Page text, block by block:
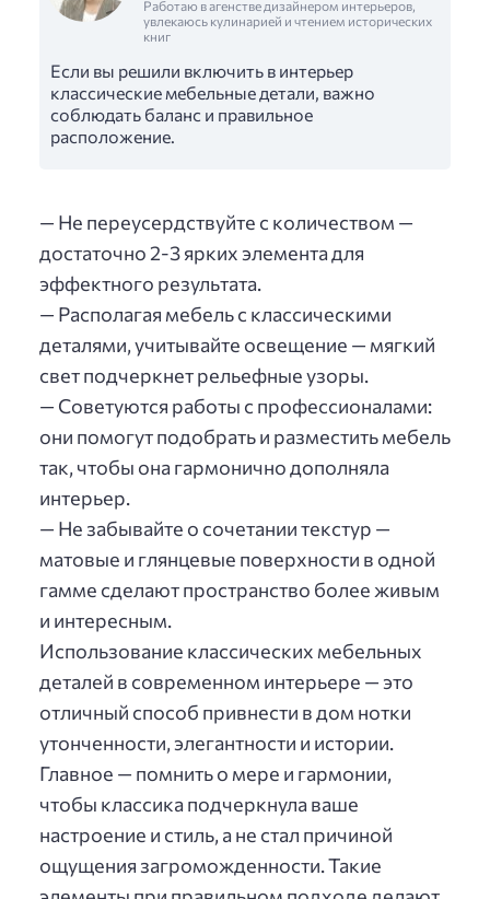
Работаю в агенстве дизайнером интерьеров,
увлекаюсь кулинарией и чтением исторических
книг
Если вы решили включить в интерьер
классические мебельные детали, важно
соблюдать баланс и правильное
расположение.
— Не переусердствуйте с количеством —
достаточно 2-3 ярких элемента для
эффектного результата.
— Располагая мебель с классическими
деталями, учитывайте освещение — мягкий
свет подчеркнет рельефные узоры.
— Советуются работы с профессионалами:
они помогут подобрать и разместить мебель
так, чтобы она гармонично дополняла
интерьер.
— Не забывайте о сочетании текстур —
матовые и глянцевые поверхности в одной
гамме сделают пространство более живым
и интересным.
Использование классических мебельных
деталей в современном интерьере — это
отличный способ привнести в дом нотки
утонченности, элегантности и истории.
Главное — помнить о мере и гармонии,
чтобы классика подчеркнула ваше
настроение и стиль, а не стал причиной
ощущения загроможденности. Такие